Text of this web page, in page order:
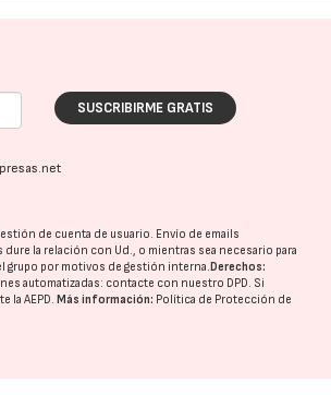
SUSCRIBIRME GRATIS
de cuenta de usuario. Envío de emails
dure la relación con Ud., o mientras sea necesario para
grupo por motivos de gestión interna.Derechos:
automatizadas: contacte con nuestro DPD. Si
laAEPD.Más información: Política de Protección de